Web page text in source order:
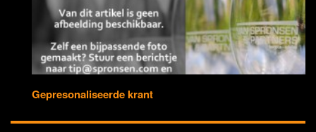
Gepresonaliseerde krant